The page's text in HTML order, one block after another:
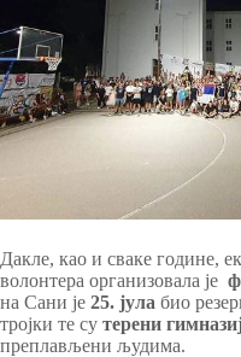
Дакле, као и сваке године,
волонтера организовала је
на Сани је 25. јула био
тројки те су терени
преплављени људима.